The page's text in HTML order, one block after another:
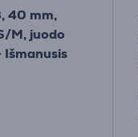
40 mm,
M, juodo